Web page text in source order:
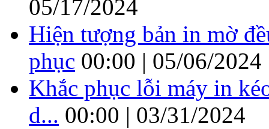
05/17/2024
Hiện tượng bản in mờ
phục 00:00 | 05/06/2024
Khắc phục lỗi máy in
d... 00:00 | 03/31/2024